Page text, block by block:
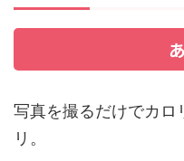
写真を撮るだけでカロ
リ。